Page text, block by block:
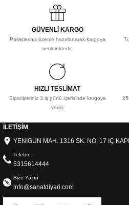
GÜVENLİ KARGO
Paketleriniz özenle hazırlanarak kargoya
verilmektedir.
HIZLI TESLİMAT
Siparişleriniz 3 iş günü içerisinde kargoya
verilir.
İLETİŞİM
YENIGÜN MAH. 1316 SK. NO: 17 IÇ
Telefon
5315614444
Bize Yazın
info@sanatdiyari.com